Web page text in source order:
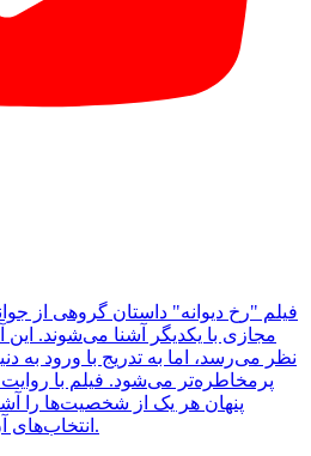
فیلم "رخ دیوانه" داستان گروهی از
مجازی با یکدیگر آشنا می‌شوند. این
نظر می‌رسد، اما به تدریج با ورود به
پرمخاطره‌تر می‌شود. فیلم با
پنهان هر یک از شخصیت‌ها را
انتخاب‌های آن‌ها بر زندگی‌شان می‌پردازد.